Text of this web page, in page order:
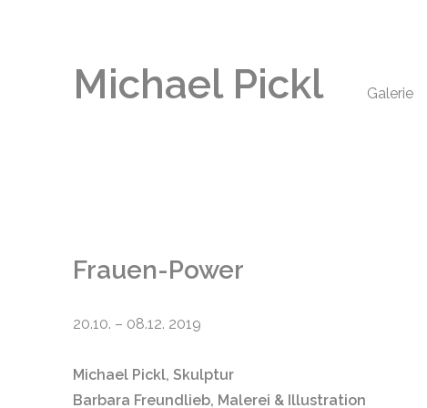
Michael Pickl Galerie
Frauen-Power
20.10. – 08.12. 2019
Michael Pickl, Skulptur
Barbara Freundlieb, Malerei & Illustration